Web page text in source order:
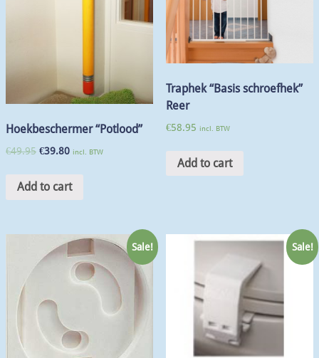
Hoekbeschermer “Potlood”
€49.95 €39.80 incl. BTW
Add to cart
Traphek “Basis schroefhek”
Reer
€58.95 incl. BTW
Add to cart
Sale! Sale!